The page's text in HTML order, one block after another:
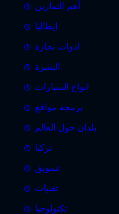
أهم التمارين
إيطاليا
ادوات نجارة
البشرة
انواع السيارات
برمجة مواقع
بلدان حول العالم
تركيا
تسويق
تقنيات
تكنولوجيا